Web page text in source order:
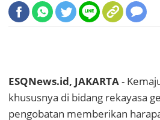
ESQNews.id, JAKARTA-
khususnya di bidang rekayasa
pengobatan memberikan